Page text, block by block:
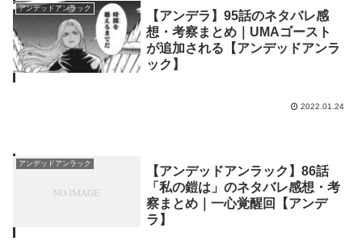
アンデッドアンラック
【アンデラ】95話のネタバレ感
想・考察まとめ｜UMAゴースト
が追加される【アンデッドアンラ
ック】
2022.01.24
アンデッドアンラック
【アンデッドアンラック】86話
「私の鎧は」のネタバレ感想・考
察まとめ｜一心覚醒回【アンデ
ラ】